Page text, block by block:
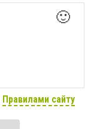
🙂
Правилами сайту